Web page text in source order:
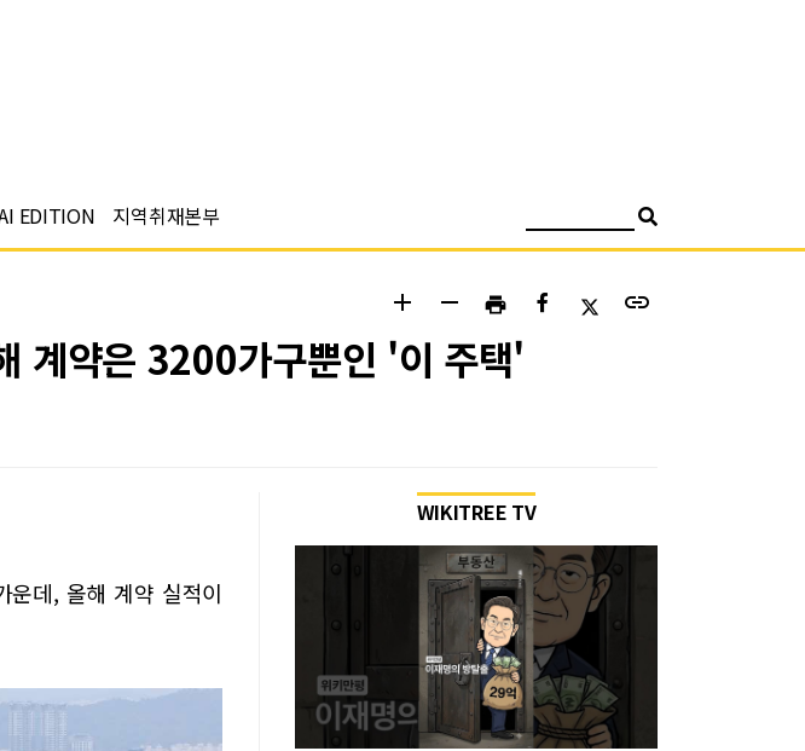
EDITION 지역취재본부
add remove print link
계약은 3200가구뿐인 '이 주택'
운데, 올해 계약 실적이
WIKITREE TV